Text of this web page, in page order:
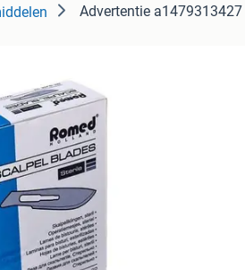
Advertentie a1479313427